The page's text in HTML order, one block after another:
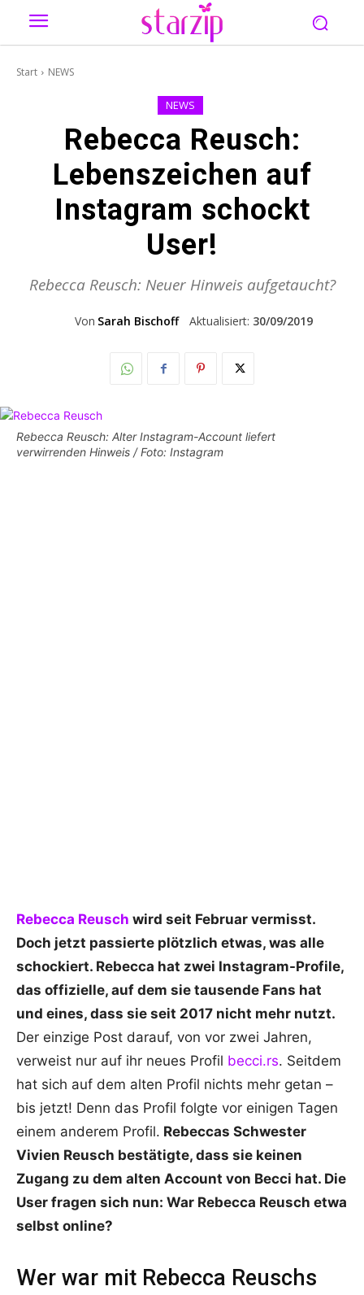
Start NEWS
NEWS
Rebecca Reusch:
Lebenszeichen auf
Instagram schockt
User!
Rebecca Reusch: Neuer Hinweis aufgetaucht?
Von Sarah Bischoff Aktualisiert: 30/09/2019
Rebecca Reusch: Alter Instagram-Account liefert
verwirrenden Hinweis / Foto: Instagram
Rebecca Reusch wird seit Februar vermisst.
Doch jetzt passierte plötzlich etwas, was alle
schockiert. Rebecca hat zwei Instagram-Profile,
das offizielle, auf dem sie tausende Fans hat
und eines, dass sie seit 2017 nicht mehr nutzt.
Der einzige Post darauf, von vor zwei Jahren,
verweist nur auf ihr neues Profil becci.rs. Seitdem
hat sich auf dem alten Profil nichts mehr getan –
bis jetzt! Denn das Profil folgte vor einigen Tagen
einem anderem Profil. Rebeccas Schwester
Vivien Reusch bestätigte, dass sie keinen
Zugang zu dem alten Account von Becci hat. Die
User fragen sich nun: War Rebecca Reusch etwa
selbst online?
Wer war mit Rebecca Reuschs